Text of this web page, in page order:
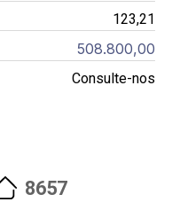
123,21
508.800,00
Consulte-nos
8657